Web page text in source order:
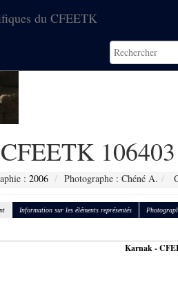
du CFEETK
106403
: 2006 Photographe : Chéné A.
Information sur les éléments représentés